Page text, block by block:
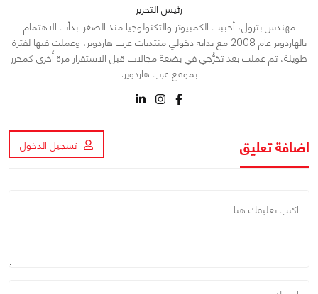
رئيس التحرير
مهندس بترول، أحببت الكمبيوتر والتكنولوجيا منذ الصغر. بدأت الاهتمام
بالهاردوير عام 2008 مع بداية دخولي منتديات عرب هاردوير، وعملت فيها لفترة
طويلة، ثم عملت بعد تخرُّجي في بضعة مجالات قبل الاستقرار مرة أُخرى كمحرر
بموقع عرب هاردوير.
اضافة تعليق تسجيل الدخول